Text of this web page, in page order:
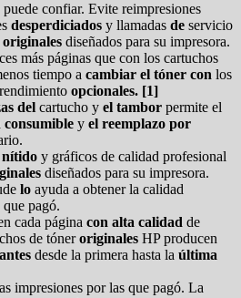
puede confiar. Evite reimpresiones
desperdiciados y llamadas de servicio
originales diseñados para su impresora.
más páginas que con los cartuchos
tiempo a cambiar el tóner con los
opcionales. [1]
del cartucho y el tambor permite el
consumible y el reemplazo por
nítido y gráficos de calidad profesional
diseñados para su impresora.
lo ayuda a obtener la calidad
pagó.
cada página con alta calidad de
de tóneroriginales HP producen
desde la primera hasta la última
impresiones por las que pagó. La